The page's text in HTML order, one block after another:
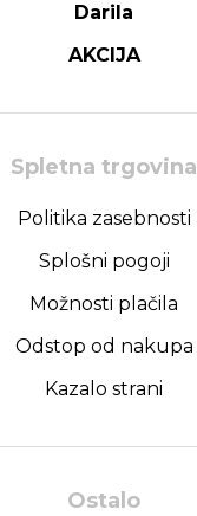
Darila
AKCIJA
Spletna trgovina
Politika zasebnosti
Splošni pogoji
Možnosti plačila
Odstop od nakupa
Kazalo strani
Ostalo